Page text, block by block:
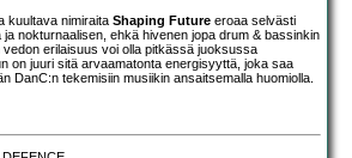
kuultava nimiraita Shaping Future eroaa selvästi
nokturnaalisen, ehkä hivenen jopa drum & bassinkin
erilaisuus voi olla pitkässä juoksussa
on juuri sitä arvaamatonta energisyyttä, joka saa
DanC:n tekemisiin musiikin ansaitsemalla huomiolla.